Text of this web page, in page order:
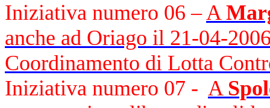
Iniziativa numero 06 –A
anche ad Oriago il 21-04-
Coordinamento di Lotta
Iniziativa numero 07 - A